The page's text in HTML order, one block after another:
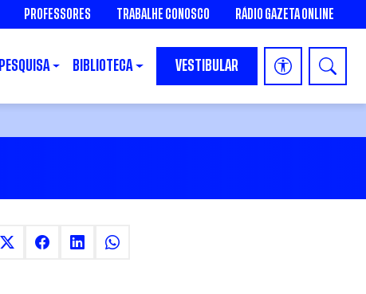
PROFESSORES TRABALHE CONOSCO RÁDIO GAZETA ONLINE
PESQUISA BIBLIOTECA VESTIBULAR